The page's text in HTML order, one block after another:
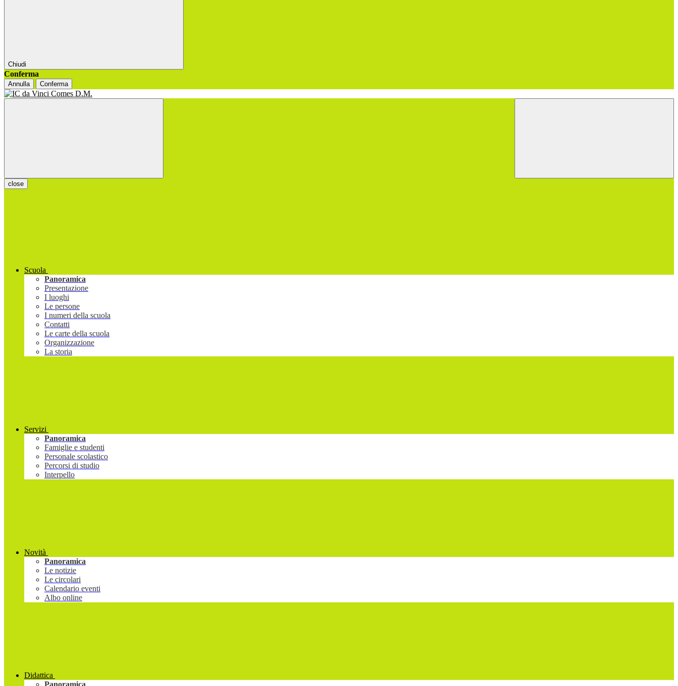
Chiudi
Conferma
Annulla Conferma
close
Scuola
Panoramica
Presentazione
I luoghi
Le persone
I numeri della scuola
Contatti
Le carte della scuola
Organizzazione
La storia
Servizi
Panoramica
Famiglie e studenti
Personale scolastico
Percorsi di studio
Interpello
Novità
Panoramica
Le notizie
Le circolari
Calendario eventi
Albo online
Didattica